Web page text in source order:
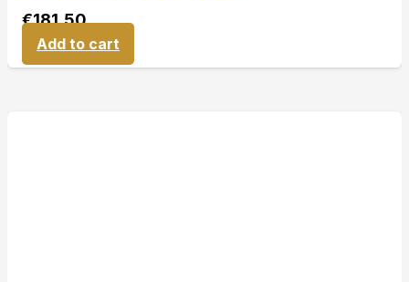
€181,50
Add to cart